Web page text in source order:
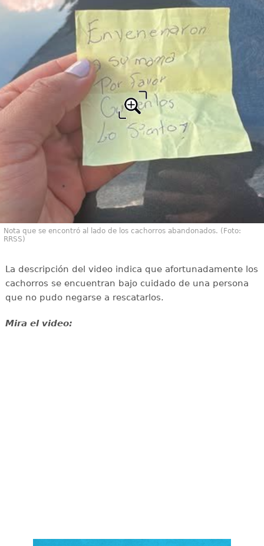
Nota que se encontró al lado de los cachorros abandonados. (Foto:
RRSS)
La descripción del video indica que afortunadamente los
cachorros se encuentran bajo cuidado de una persona
que no pudo negarse a rescatarlos.
Mira el video: